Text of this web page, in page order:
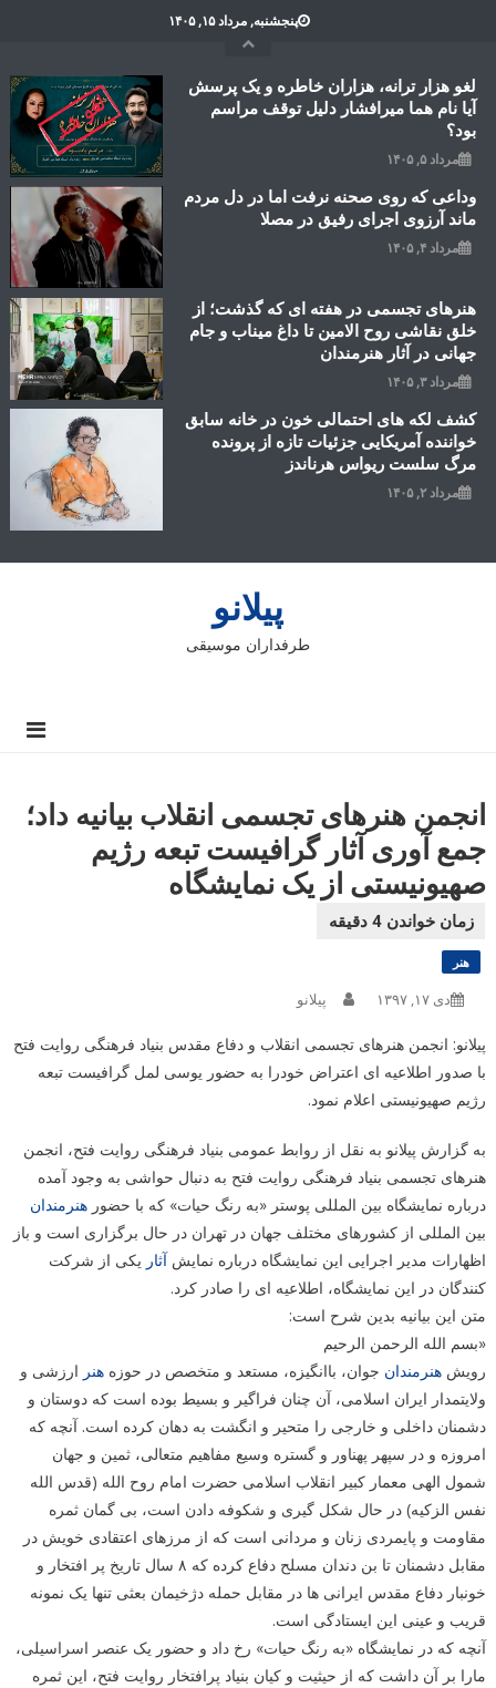
پنجشنبه, مرداد ۱۵, ۱۴۰۵
لغو هزار ترانه، هزاران خاطره و یک پرسش
آیا نام هما میرافشار دلیل توقف مراسم
بود؟
مرداد ۵, ۱۴۰۵
وداعی که روی صحنه نرفت اما در دل مردم
ماند آرزوی اجرای رفیق در مصلا
مرداد ۴, ۱۴۰۵
هنرهای تجسمی در هفته ای که گذشت؛ از
خلق نقاشی روح الامین تا داغ میناب و جام
جهانی در آثار هنرمندان
مرداد ۳, ۱۴۰۵
کشف لکه های احتمالی خون در خانه سابق
خواننده آمریکایی جزئیات تازه از پرونده
مرگ سلست ریواس هرناندز
مرداد ۲, ۱۴۰۵
پیلانو
طرفداران موسیقی
انجمن هنرهای تجسمی انقلاب بیانیه داد؛
جمع آوری آثار گرافیست تبعه رژیم
صهیونیستی از یک نمایشگاه
هنر
دی ۱۷, ۱۳۹۷ پیلانو
پیلانو: انجمن هنرهای تجسمی انقلاب و دفاع مقدس بنیاد فرهنگی روایت فتح
با صدور اطلاعیه ای اعتراض خودرا به حضور یوسی لمل گرافیست تبعه
رژیم صهیونیستی اعلام نمود.
به گزارش پیلانو به نقل از روابط عمومی بنیاد فرهنگی روایت فتح، انجمن
هنرهای تجسمی بنیاد فرهنگی روایت فتح به دنبال حواشی به وجود آمده
درباره نمایشگاه بین المللی پوستر «به رنگ حیات» که با حضور هنرمندان
بین المللی از کشورهای مختلف جهان در تهران در حال برگزاری است و باز
اظهارات مدیر اجرایی این نمایشگاه درباره نمایش آثار یکی از شرکت
کنندگان در این نمایشگاه، اطلاعیه ای را صادر کرد.
متن این بیانیه بدین شرح است:
«بسم الله الرحمن الرحیم
رویش هنرمندان جوان، باانگیزه، مستعد و متخصص در حوزه هنر ارزشی و
ولایتمدار ایران اسلامی، آن چنان فراگیر و بسیط بوده است که دوستان و
دشمنان داخلی و خارجی را متحیر و انگشت به دهان کرده است. آنچه که
امروزه و در سپهر پهناور و گستره وسیع مفاهیم متعالی، ثمین و جهان
شمول الهی معمار کبیر انقلاب اسلامی حضرت امام روح الله (قدس الله
نفس الزکیه) در حال شکل گیری و شکوفه دادن است، بی گمان ثمره
مقاومت و پایمردی زنان و مردانی است که از مرزهای اعتقادی خویش در
مقابل دشمنان تا بن دندان مسلح دفاع کرده که ۸ سال تاریخ پر افتخار و
خونبار دفاع مقدس ایرانی ها در مقابل حمله دژخیمان بعثی تنها یک نمونه
قریب و عینی این ایستادگی است.
آنچه که در نمایشگاه «به رنگ حیات» رخ داد و حضور یک عنصر اسراسیلی،
مارا بر آن داشت که از حیثیت و کیان بنیاد پرافتخار روایت فتح، این ثمره